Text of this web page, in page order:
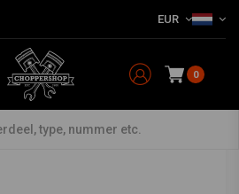
EUR
0
Remblokken voor, gesinterd MCB885SV
MCB885SV